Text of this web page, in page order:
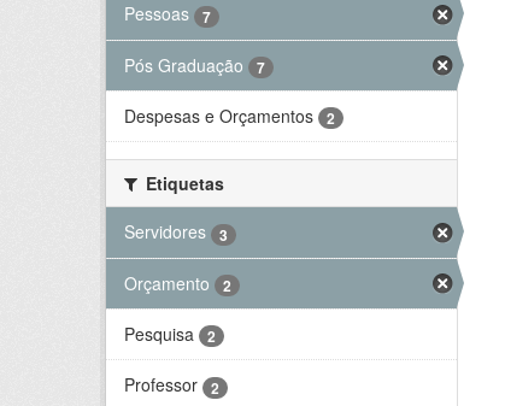
Pessoas
7
Pós Graduação 7
Despesas e Orçamentos 2
Etiquetas
Servidores
3
Orçamento 2
Pesquisa 2
Professor 2